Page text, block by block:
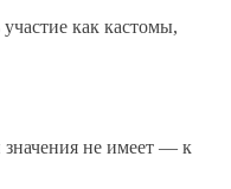
как кастомы,
значения не имеет — к